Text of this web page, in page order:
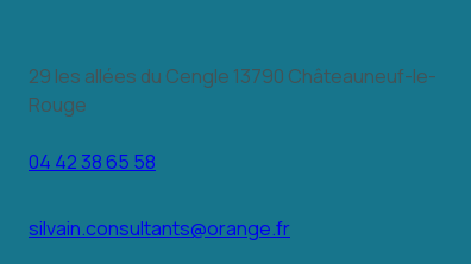
29 les allées du Cengle 13790 Châteauneuf-le-
Rouge
04 42 38 65 58
silvain.consultants@orange.fr